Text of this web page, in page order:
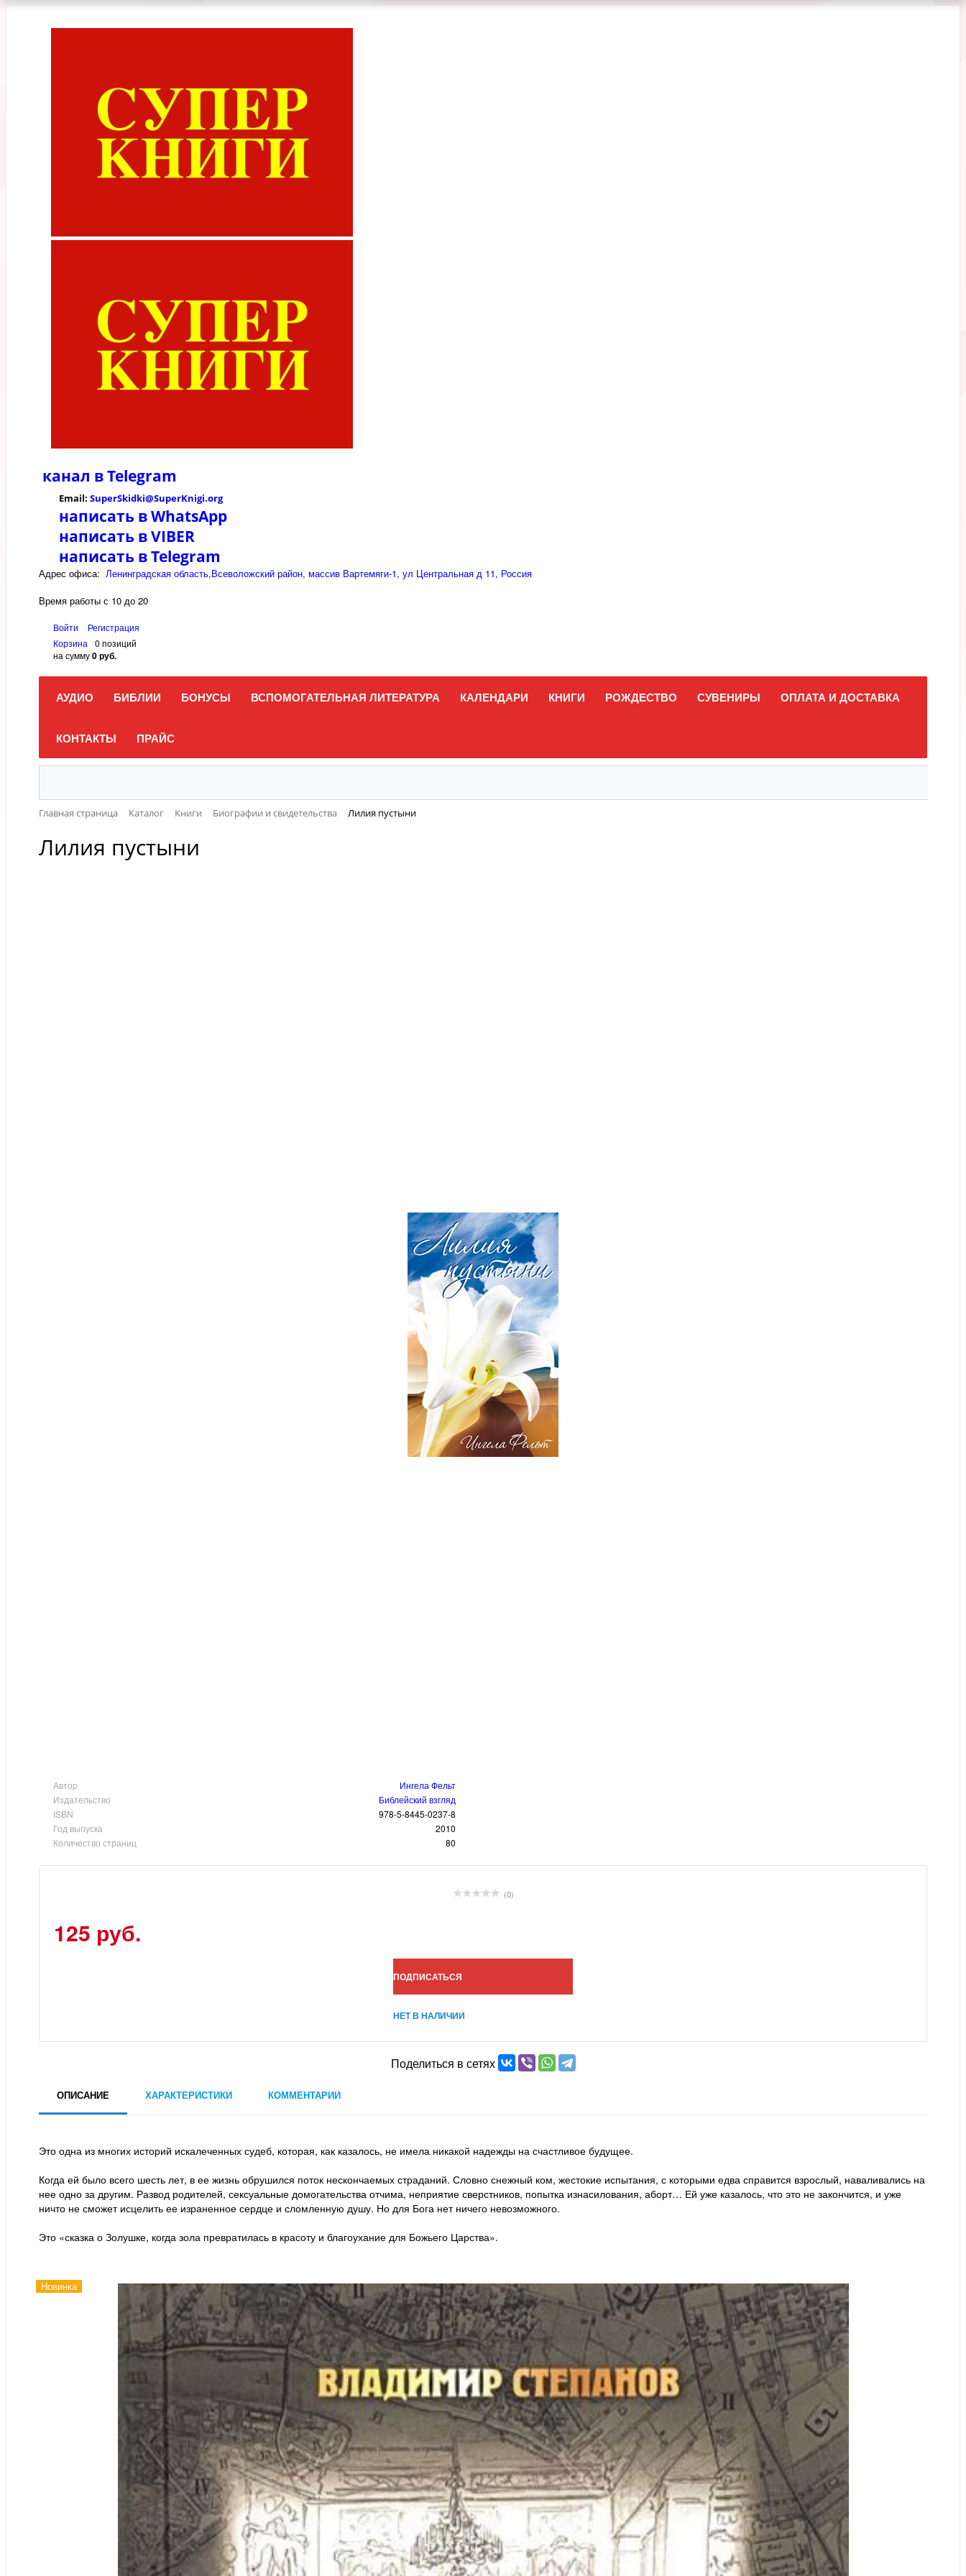
канал вTelegram
Email: SuperSkidki@SuperKnigi.org
написать в WhatsApp
написать в VIBER
написать в Telegram
Адрес офиса: Ленинградская область,Всеволожский район, массив Вартемяги-1, ул Центральная д 11, Россия
Время работы с 10 до 20
Войти
Регистрация
Корзина
0 позиций
на сумму0 руб.
АУДИО БИБЛИИ БОНУСЫ ВСПОМОГАТЕЛЬНАЯ ЛИТЕРАТУРА КАЛЕНДАРИ КНИГИ РОЖДЕСТВО СУВЕНИРЫ ОПЛАТА И ДОСТАВКА
КОНТАКТЫ ПРАЙС
Главная страница Каталог Книги Биографии и свидетельства Лилия пустыни
Лилия пустыни
Автор
Ингела Фельт
Издательство
Библейский взгляд
ISBN
978-5-8445-0237-8
Год выпуска
2010
Количество страниц
80
(0)
125 руб.
ПОДПИСАТЬСЯ
НЕТ В НАЛИЧИИ
Поделиться в сетях
ОПИСАНИЕ ХАРАКТЕРИСТИКИ КОММЕНТАРИИ
Это одна из многих историй искалеченных судеб, которая, как казалось, не имела никакой надежды на счастливое будущее.
Когда ей было всего шесть лет, в ее жизнь обрушился поток нескончаемых страданий. Словно снежный ком, жестокие испытания, с которыми едва справится взрослый, наваливались на
нее одно за другим. Развод родителей, сексуальные домогательства отчима, неприятие сверстников, попытка изнасилования, аборт… Ей уже казалось, что это не закончится, и уже
ничто не сможет исцелить ее израненное сердце и сломленную душу. Но для Бога нет ничего невозможного.
Это «сказка о Золушке, когда зола превратилась в красоту и благоухание для Божьего Царства».
Новинка